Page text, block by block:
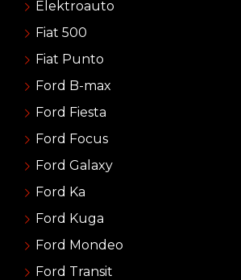
Elektroauto
Fiat 500
Fiat Punto
Ford B-max
Ford Fiesta
Ford Focus
Ford Galaxy
Ford Ka
Ford Kuga
Ford Mondeo
Ford Transit